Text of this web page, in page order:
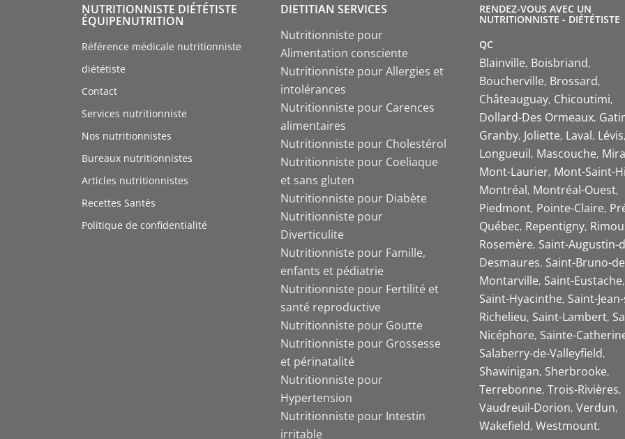
NUTRITIONNISTE DIÉTÉTISTE
ÉQUIPENUTRITION
Référence médicale nutritionniste
diététiste
Contact
Services nutritionniste
Nos nutritionnistes
Bureaux nutritionnistes
Articles nutritionnistes
Recettes Santés
Politique de confidentialité
DIETITIAN SERVICES
Nutritionniste pour
Alimentation consciente
Nutritionniste pour Allergies et
intolérances
Nutritionniste pour Carences
alimentaires
Nutritionniste pour Cholestérol
Nutritionniste pour Coeliaque
et sans gluten
Nutritionniste pour Diabète
Nutritionniste pour
Diverticulite
Nutritionniste pour Famille,
enfants et pédiatrie
Nutritionniste pour Fertilité et
santé reproductive
Nutritionniste pour Goutte
Nutritionniste pour Grossesse
et périnatalité
Nutritionniste pour
Hypertension
Nutritionniste pour Intestin
irritable
RENDEZ-VOUS AVEC UN
NUTRITIONNISTE - DIÉTÉTISTE
QC
Blainville Boisbriand
Boucherville Brossard
Châteauguay Chicoutimi
Dollard-Des Ormeaux
Granby Joliette Laval Lévis
Longueuil Mascouche
Mont-Laurier Mont-Saint-
Montréal Montréal-Ouest
Piedmont Pointe-Claire
Québec Repentigny
Rosemère Saint-Augustin-
Desmaures Saint-Bruno-
Montarville Saint-Eustache
Saint-Hyacinthe Saint-
Richelieu Saint-Lambert
Nicéphore Sainte-
Salaberry-de-Valleyfield
Shawinigan Sherbrooke
Terrebonne Trois-Rivières
Vaudreuil-Dorion Verdun
Wakefield Westmount